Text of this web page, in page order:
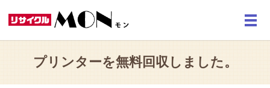
メ
プリンターを無料回収しました。